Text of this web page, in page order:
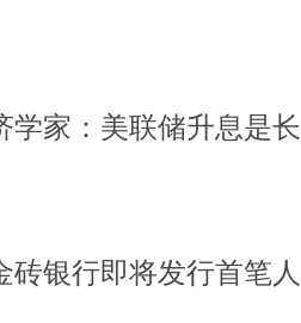
学家：美联储升息是长
砖银行即将发行首笔人